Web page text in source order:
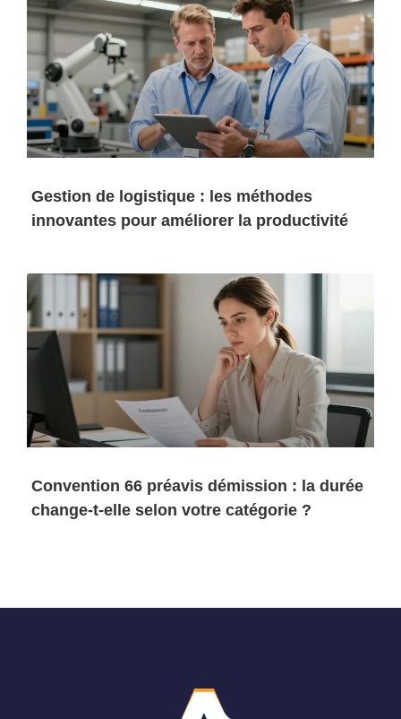
Gestion de logistique : les méthodes
innovantes pour améliorer la productivité
Convention 66 préavis démission : la durée
change-t-elle selon votre catégorie ?